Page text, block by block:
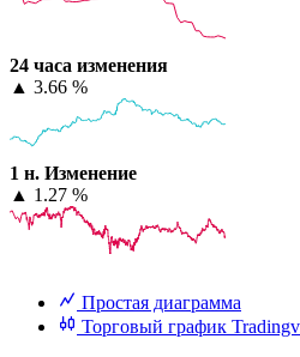
24 часа изменения
▲ 3.66 %
1 н. Изменение
▲ 1.27 %
Простая диаграмма
Торговый график